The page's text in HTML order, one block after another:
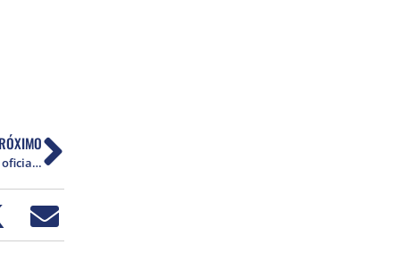
Instituto Vladimir Herzog lança campanha para oficializar 25 de outubro como Dia Nacional da Democracia